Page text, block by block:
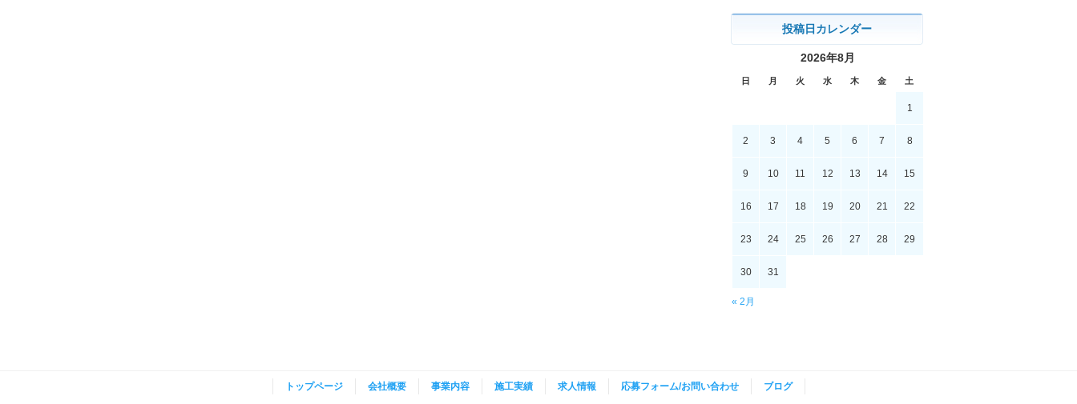
投稿日カレンダー
2026年8月
日 月 火 水 木 金 土
« 2月
1
2 3 4 5 6 7 8
9 10 11 12 13 14 15
16 17 18 19 20 21 22
23 24 25 26 27 28 29
30 31
トップページ 会社概要 事業内容 施工実績 求人情報 応募フォーム/お問い合わせ ブログ